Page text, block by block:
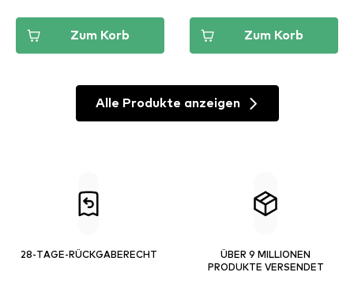
Zum Korb Zum Korb
Alle Produkte anzeigen
28-TAGE-RÜCKGABERECHT
ÜBER 9 MILLIONEN
PRODUKTE VERSENDET